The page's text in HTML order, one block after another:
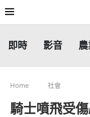
即時 影音
Home 社會
騎士噴飛受